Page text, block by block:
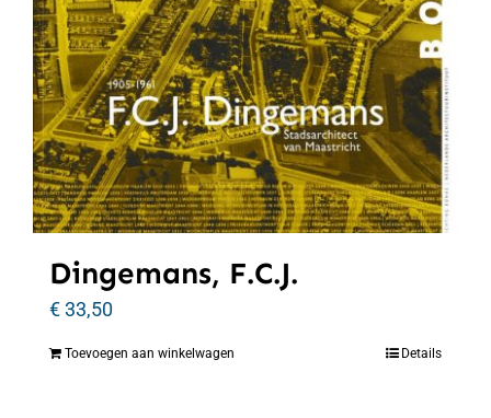
Dingemans, F.C.J.
€33,50
Toevoegen aan winkelwagen Details